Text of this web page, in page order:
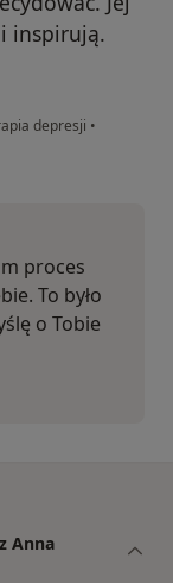
inspirują.
depresji •
proces
To było
o Tobie
Anna